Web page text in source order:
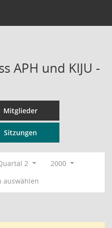
APH und KIJU -
Mitglieder
Sitzungen
2
2000
auswählen